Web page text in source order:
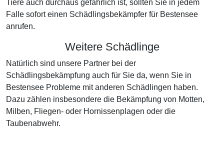
Tiere auch durchaus gefährlich ist, sollten Sie in jedem
Falle sofort einen Schädlingsbekämpfer für Bestensee
anrufen.
Weitere Schädlinge
Natürlich sind unsere Partner bei der
Schädlingsbekämpfung auch für Sie da, wenn Sie in
Bestensee Probleme mit anderen Schädlingen haben.
Dazu zählen insbesondere die Bekämpfung von Motten,
Milben, Fliegen- oder Hornissenplagen oder die
Taubenabwehr.